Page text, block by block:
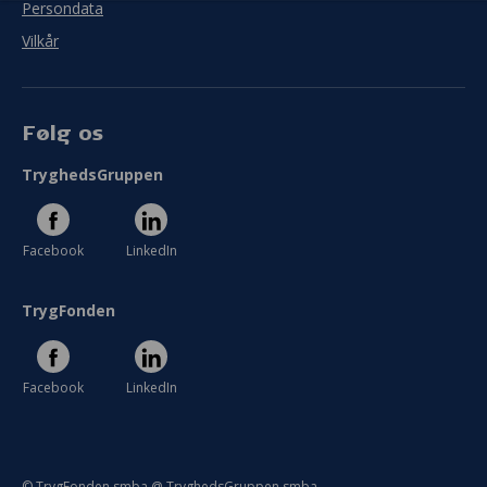
Persondata
Vilkår
Følg os
TryghedsGruppen
Facebook LinkedIn
TrygFonden
Facebook LinkedIn